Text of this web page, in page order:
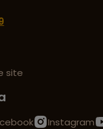
site
Instagram